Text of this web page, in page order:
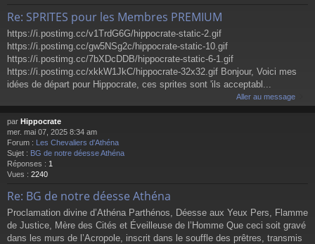
Re: SPRITES pour les Membres PREMIUM
https://i.postimg.cc/v1TrdG6G/hippocrate-static-2.gif
https://i.postimg.cc/gw5NSg2c/hippocrate-static-10.gif
https://i.postimg.cc/7bXDcDDB/hippocrate-static-6-1.gif
https://i.postimg.cc/xkkW1JkC/hippocrate-32x32.gif Bonjour, Voici mes
idées de départ pour Hippocrate, ces sprites sont 'ils acceptabl...
Aller au message
par Hippocrate
mer. mai 07, 2025 8:34 am
Forum : Les Chevaliers d'Athéna
Sujet : BG de notre déesse Athéna
Réponses : 1
Vues : 2240
Re: BG de notre déesse Athéna
Proclamation divine d’Athéna Parthénos, Déesse aux Yeux Pers, Flamme
de Justice, Mère des Cités et Éveilleuse de l’Homme Que ceci soit gravé
dans les murs de l’Acropole, inscrit dans le souffle des prêtres, transmis